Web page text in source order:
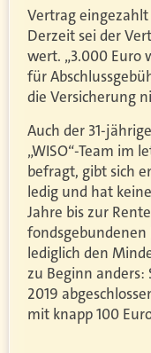
Vertrag
Derzeit sei der
wert. „3.000 Euro
für
die Versicherung
Auch der 31-
„WISO“-Team im
befragt, gibt sich
ledig und hat
Jahre bis zur
lediglich den
zu Beginn
2019
mit knapp 100